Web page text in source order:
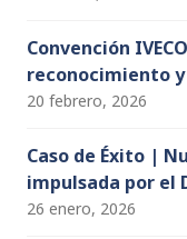
Convención
reconocimiento
20 febrero, 2026
Caso de Éxito |
impulsada por el
26 enero, 2026